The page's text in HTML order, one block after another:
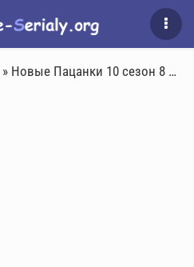
» Новые Пацанки 10 сезон 8 выпуск 07 05 2026